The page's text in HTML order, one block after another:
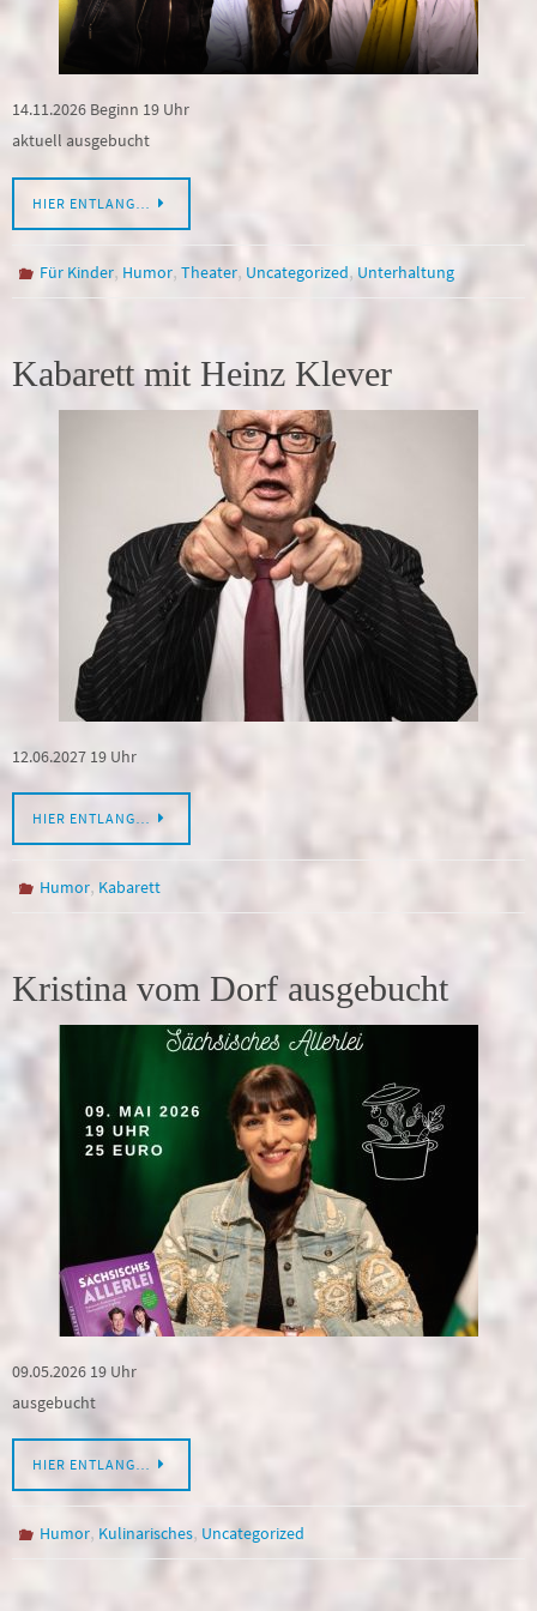
14.11.2026 Beginn 19 Uhr
aktuell ausgebucht
HIER ENTLANG…
Für Kinder, Humor,Theater, Uncategorized, Unterhaltung
Kabarett mit Heinz Klever
12.06.2027 19 Uhr
HIER ENTLANG…
Humor, Kabarett
Kristina vom Dorf ausgebucht
09.05.2026 19 Uhr
ausgebucht
HIER ENTLANG…
Humor, Kulinarisches, Uncategorized